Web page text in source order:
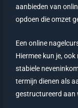
aanbieden van
opdoen die omzet
Een online
Hiermee kun je,
stabiele
termijn dienen als
gestructureerd aan